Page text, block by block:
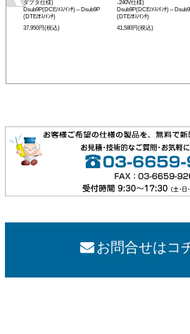
ダプタ仕様)
Dsub9P(DCE/ﾒｽ/ｲﾝﾁ)⇔Dsub9P
(DTE/ｵｽ/ｲﾝﾁ)
37,950円(税込)
-240V仕様)
Dsub9P(DCE/ﾒｽ/ｲﾝﾁ
(DTE/ｵｽ/ｲﾝﾁ)
41,580円(税込)
お問合せはコ